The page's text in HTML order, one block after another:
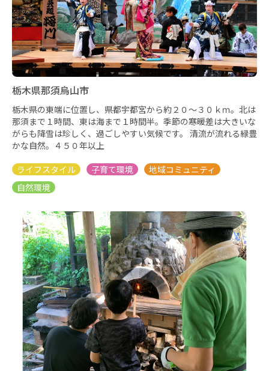
栃木県那須烏山市
栃木県の東端に位置し、県都宇都宮から約２０～３０ｋｍ。北は
那須まで１時間、東は海まで１時間半。季節の寒暖差は大きいな
がらも降雪は珍しく、過ごしやすい気候です。 清流が流れる緑豊
かな自然。４５０年以上